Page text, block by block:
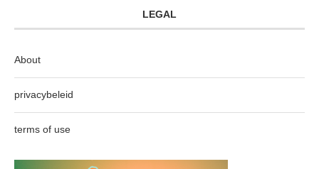
LEGAL
About
privacybeleid
terms of use